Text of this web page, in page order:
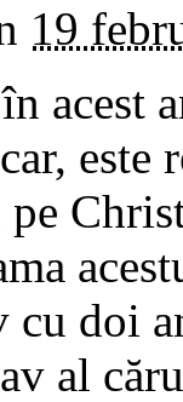
19
acest
este
pe
cu doi
al